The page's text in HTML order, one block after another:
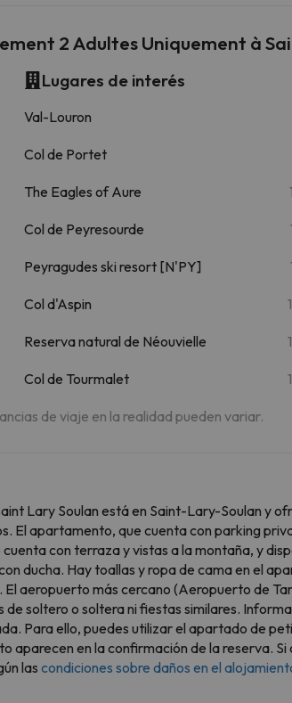
2 Adultes Uniquement à
Lugares de interés
Val-Louron
Col de Portet
The Eagles of Aure
Col de Peyresourde
Peyragudes ski resort [N'PY]
Col d'Aspin
Reserva natural de Néouvielle
Col de Tourmalet
de viaje en la realidad pueden variar.
Lary Soulan está en Saint-Lary-Soulan y
El apartamento, que cuenta con parking
con terraza y vistas a la montaña, y
ducha. Hay toallas y ropa de cama en el
aeropuerto más cercano (Aeropuerto de
soltero o soltera ni fiestas similares.
Para ello, puedes utilizar el apartado de
en la confirmación de la reserva.
las condiciones sobre daños en el